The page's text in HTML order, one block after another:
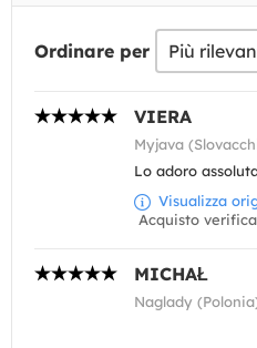
Ordinare per
VIERA
Myjava
Lo adoro
Visualizza
Acquisto
MICHAŁ
Naglady